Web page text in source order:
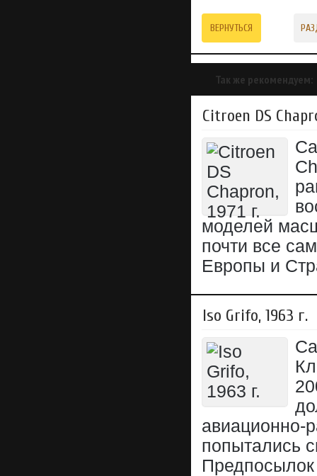
ВЕРНУТЬСЯ
Так же рекомендуем:
Citroen DS
моделей
почти все
Европы и
Iso Grifo, 1963 г.
авиационно-
попытались